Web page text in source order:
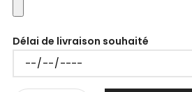
Délai de livraison souhaité